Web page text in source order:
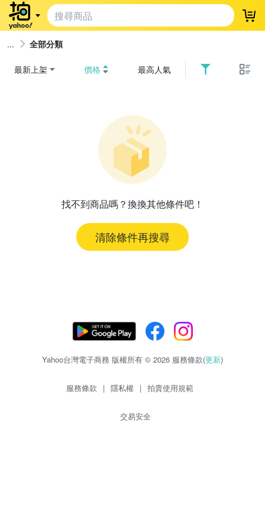
登
全部分類
最新上架 價格 最高人氣
找不到商品嗎？換換其他條件吧！
清除條件再搜尋
Yahoo台灣電子商務 版權所有 © 2026 服務條款(更新)
服務條款 | 隱私權 | 拍賣使用規範
交易安全